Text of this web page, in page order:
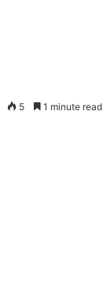
5 1 minute read